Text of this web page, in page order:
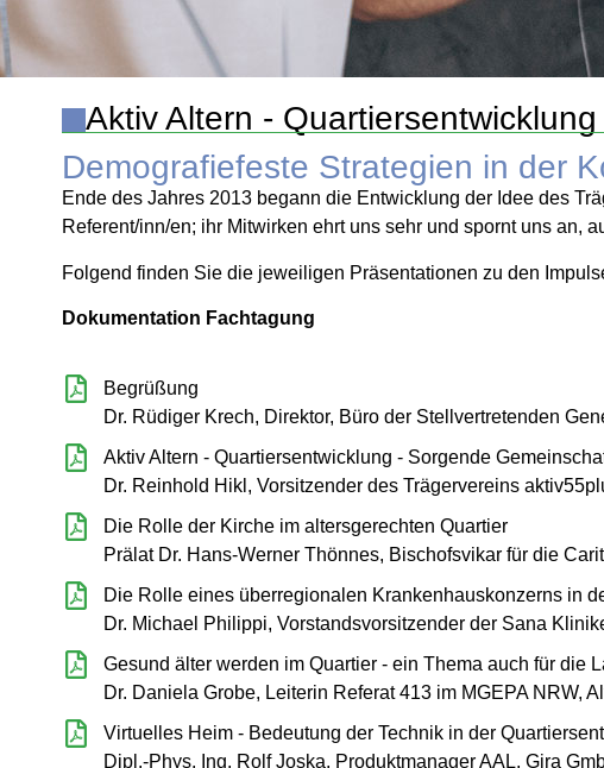
Aktiv Altern -
Demografiefeste Strategien in der
Ende des Jahres 2013 begann die Entwicklung der Idee des
Referent/inn/en; ihr Mitwirken ehrt uns sehr und spornt uns an,
Folgend finden Sie die jeweiligen Präsentationen zu den
Dokumentation Fachtagung
Begrüßung
Dr. Rüdiger Krech, Direktor, Büro der Stellvertretenden
Aktiv Altern - Quartiersentwicklung - Sorgende
Dr. Reinhold Hikl, Vorsitzender des Trägervereins
Die Rolle der Kirche im altersgerechten Quartier
Prälat Dr. Hans-Werner Thönnes, Bischofsvikar für die
Die Rolle eines überregionalen Krankenhauskonzerns in
Dr. Michael Philippi, Vorstandsvorsitzender der Sana
Gesund älter werden im Quartier - ein Thema auch für die
Dr. Daniela Grobe, Leiterin Referat 413 im MGEPA NRW,
Virtuelles Heim - Bedeutung der Technik in der
Dipl.-Phys. Ing. Rolf Joska, Produktmanager AAL, Gira